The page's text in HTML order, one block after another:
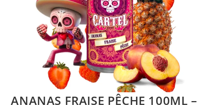
ANANAS FRAISE PÊCHE 100ML –